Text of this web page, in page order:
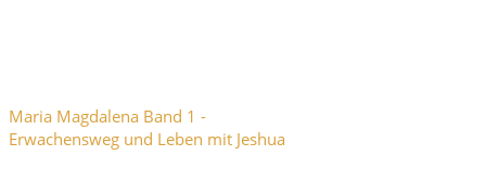
Maria Magdalena Band 1 -
Erwachensweg und Leben mit Jeshua